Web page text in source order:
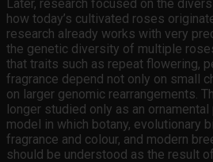
Later, research focused on the
how today’s cultivated roses
research already works with very
the genetic diversity of multiple
that traits such as repeat flowering,
fragrance depend not only on small
on larger genomic rearrangements.
longer studied only as an
model in which botany, evolutionary
fragrance and colour, and modern
should be understood as the result